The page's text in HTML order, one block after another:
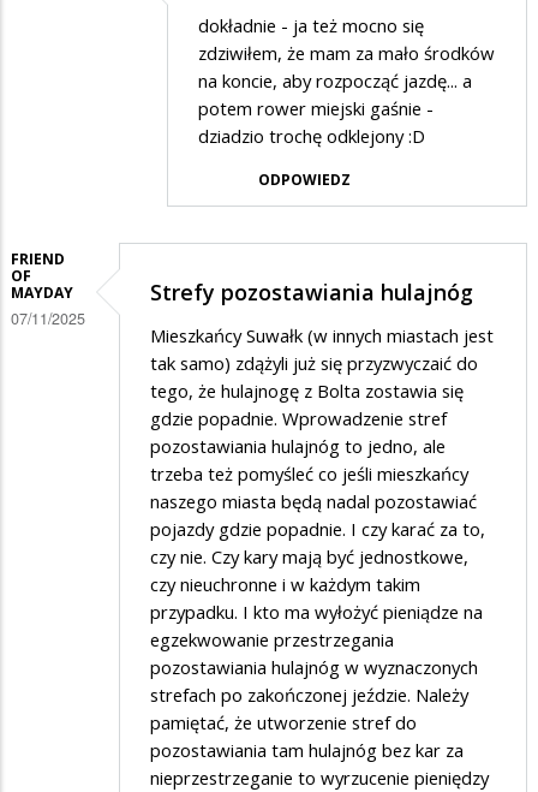
Renkiewicz
osobiście
doprowadził
dokładnie - ja też mocno się
zdziwiłem, że mam za mało środków
na koncie, aby rozpocząć jazdę... a
potem rower miejski gaśnie -
dziadzio trochę odklejony :D
ODPOWIEDZ
FRIEND
OF
MAYDAY
07/11/2025
Strefy pozostawiania hulajnóg
Mieszkańcy Suwałk (w innych miastach jest
tak samo) zdążyli już się przyzwyczaić do
tego, że hulajnogę z Bolta zostawia się
gdzie popadnie. Wprowadzenie stref
pozostawiania hulajnóg to jedno, ale
trzeba też pomyśleć co jeśli mieszkańcy
naszego miasta będą nadal pozostawiać
pojazdy gdzie popadnie. I czy karać za to,
czy nie. Czy kary mają być jednostkowe,
czy nieuchronne i w każdym takim
przypadku. I kto ma wyłożyć pieniądze na
egzekwowanie przestrzegania
pozostawiania hulajnóg w wyznaczonych
strefach po zakończonej jeździe. Należy
pamiętać, że utworzenie stref do
pozostawiania tam hulajnóg bez kar za
nieprzestrzeganie to wyrzucenie pieniędzy